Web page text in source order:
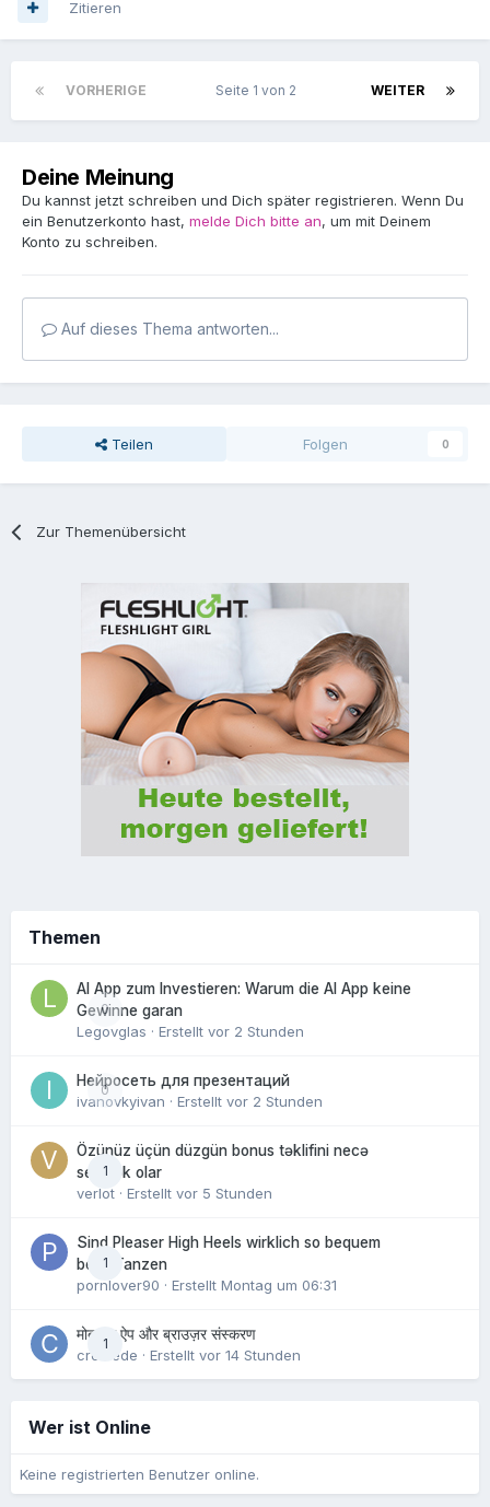
Zitieren
VORHERIGE WEITER
Seite 1 von 2
Deine Meinung
Du kannst jetzt schreiben und Dich später registrieren. Wenn Du
ein Benutzerkonto hast, melde Dich bitte an, um mit Deinem
Konto zu schreiben.
Auf dieses Thema antworten...
Teilen Folgen 0
Zur Themenübersicht
Themen
0
AI App zum Investieren: Warum die AI App keine
Gewinne garan
Legovglas · Erstellt vor 2 Stunden
0
Нейросеть для презентаций
ivanovkyivan · Erstellt vor 2 Stunden
1
Özünüz üçün düzgün bonus təklifini necə
seçmək olar
verlot · Erstellt vor 5 Stunden
1
Sind Pleaser High Heels wirklich so bequem
beim Tanzen
pornlover90 · Erstellt Montag um 06:31
1
मोबाइल ऐप और ब्राउज़र संस्करण
crowede · Erstellt vor 14 Stunden
Wer ist Online
Keine registrierten Benutzer online.